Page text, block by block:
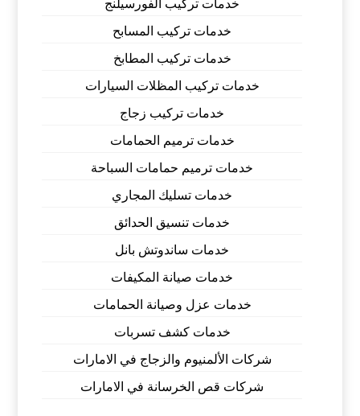
خدمات تركيب الفورسيلنج
خدمات تركيب المسابح
خدمات تركيب المطابخ
خدمات تركيب المظلات السيارات
خدمات تركيب زجاج
خدمات ترميم الحمامات
خدمات ترميم حمامات السباحة
خدمات تسليك المجاري
خدمات تنسيق الحدائق
خدمات ساندوتش بانل
خدمات صيانة المكيفات
خدمات عزل وصيانة الحمامات
خدمات كشف تسربات
شركات الألمنيوم والزجاج في الامارات
شركات قص الخرسانة في الامارات